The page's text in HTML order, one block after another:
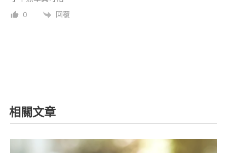
0 回覆
相關文章